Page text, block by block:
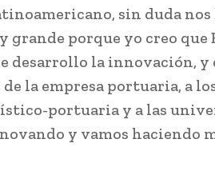
sin duda nos
grande porque yo creo que
desarrollo la innovación,
la empresa portuaria, a
portuaria y a las
y vamos haciendo